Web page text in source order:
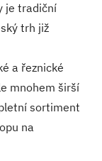
je tradiční
trh již
a řeznické
mnohem širší
sortiment
na